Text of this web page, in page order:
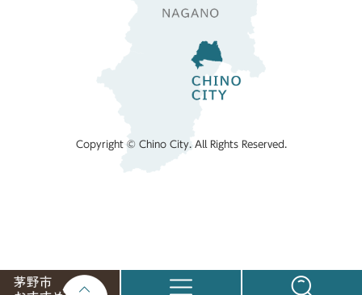
Copyright © Chino City. All Rights Reserved.